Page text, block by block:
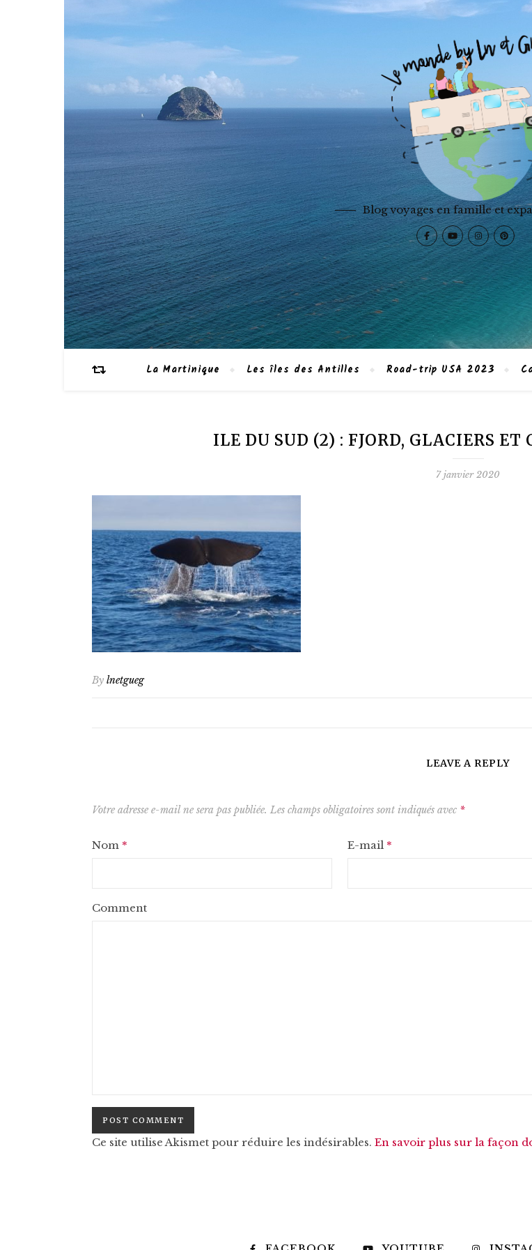
Blog voyages en famille et
La Martinique Les îles des Antilles Road-trip USA 2023
ILE DU SUD (2) : FJORD, GLACIERS
7 janvier 2020
By lnetgueg
LEAVE A REPLY
Votre adresse e-mail ne sera pas publiée. Les champs obligatoires sont indiqués avec *
Nom * E-mail *
Comment
Ce site utilise Akismet pour réduire les indésirables. En savoir plus sur la façon